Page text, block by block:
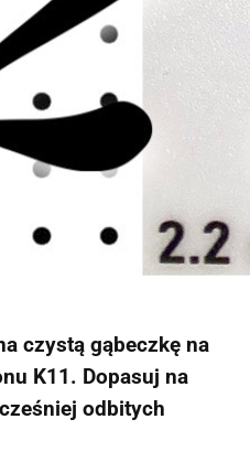
czystą gąbeczkę na
K11. Dopasuj na
odbitych